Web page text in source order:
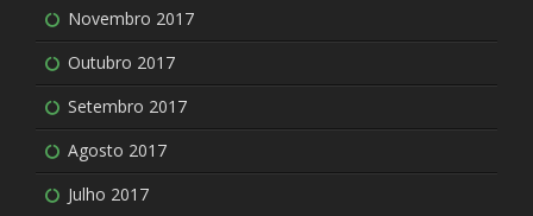
Novembro 2017
Outubro 2017
Setembro 2017
Agosto 2017
Julho 2017